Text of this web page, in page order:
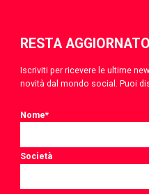
RESTA AGGIORNATO
Iscriviti per ricevere le ultime
novità dal mondo social. Puoi
Nome*
Società